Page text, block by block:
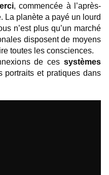
, commencée à l’après-
La planète a payé un lourd
n’est plus qu’un marché
disposent de moyens
toutes les consciences.
de ces systèmes
portraits et pratiques dans